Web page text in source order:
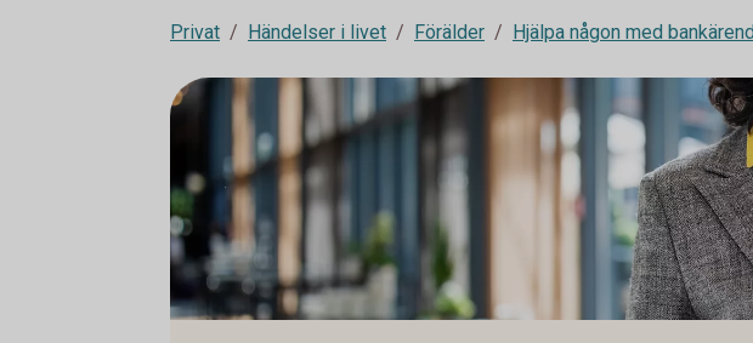
Privat Händelser i livet Förälder Hjälpa någon med